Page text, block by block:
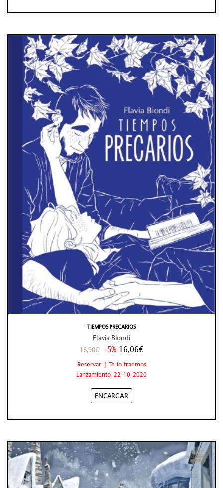
TIEMPOS PRECARIOS
Flavia Biondi
16,90€ -5% 16,06€
Reservar | Te lo traemos
Lanzamiento: 22-10-2020
ENCARGAR